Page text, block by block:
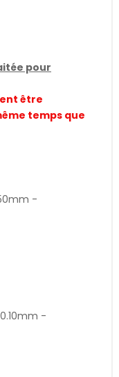
pour
être
temps que
-
-